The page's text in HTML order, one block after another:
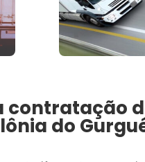
contratação
do